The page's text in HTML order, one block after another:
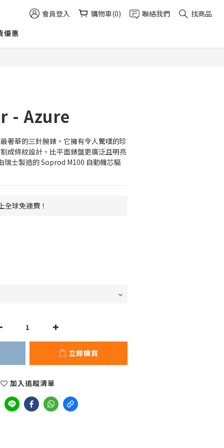
會員登入 購物車(0) 聯絡我們
找商品
優惠
- Azure
奢華的三針腕錶。它擁有令人驚嘆的珍
成條紋設計，比平面錶盤更廣泛且明亮
瑞士製造的 Soprod M100 自動機芯驅
全球免運費！
立即購買
加入追蹤清單